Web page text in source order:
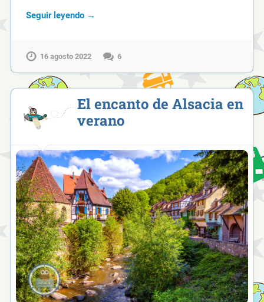
Seguir leyendo →
16 agosto 2022 6
El encanto de Alsacia en
verano